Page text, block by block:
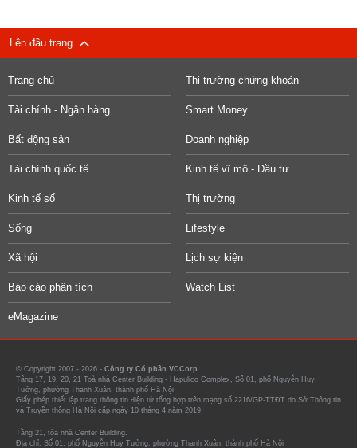
Lên đầu trang
Trang chủ Thị trường chứng khoán
Tài chính - Ngân hàng Smart Money
Bất động sản Doanh nghiệp
Tài chính quốc tế Kinh tế vĩ mô - Đầu tư
Kinh tế số Thị trường
Sống Lifestyle
Xã hội Lịch sự kiện
Báo cáo phân tích Watch List
eMagazine
© Copyright 2007 - 2026 - Công ty Cổ phần VCCorp.
Tầng 17, 19, 20, 21 Toà nhà Center Building - Hapulico Complex, Số 01, phố Nguyễn Huy
Tưởng, phường Thanh Xuân, thành phố Hà Nội
Giấy phép thiết lập trang thông tin điện tử tổng hợp trên mạng số 2216/GP-TTĐT do Sở Thông tin
và Truyền thông Hà Nội cấp ngày 10 tháng 4 năm 2019.
Tầng 21, tòa nhà Center Building.
Địa chỉ: Số 01, phố Nguyễn Huy Tưởng, phường Thanh Xuân, thành phố Hà Nội